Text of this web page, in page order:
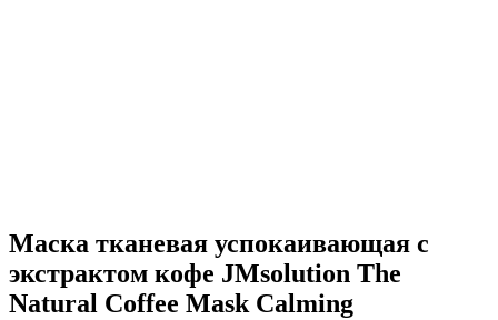
Маска тканевая успокаивающая с
экстрактом кофе JMsolution The
Natural Coffee Mask Calming